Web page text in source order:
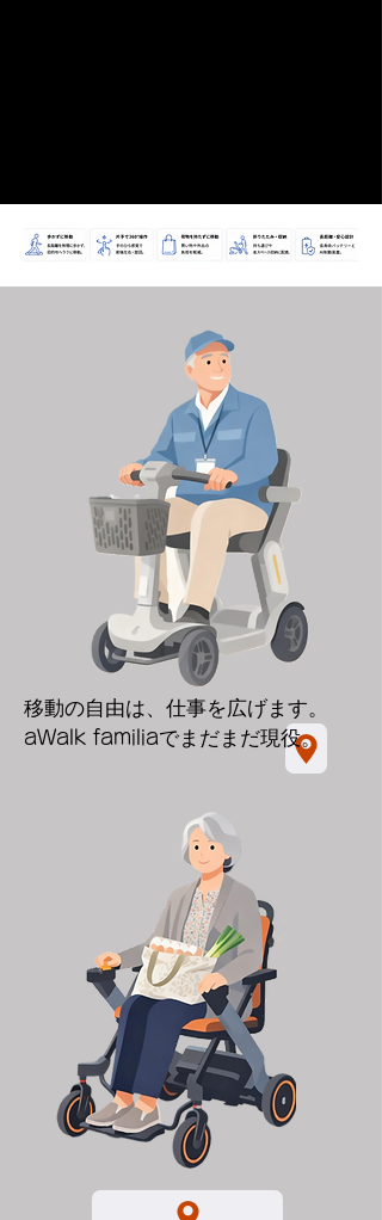
移動の自由は、仕事を広げます。
aWalk familiaでまだまだ現役。